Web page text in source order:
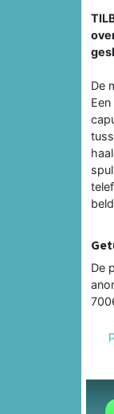
De
De